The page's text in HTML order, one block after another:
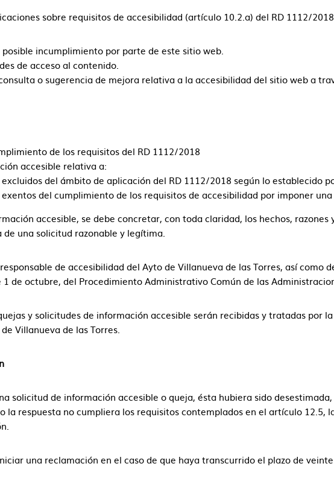
sobre requisitos de accesibilidad (artículo 10.2.a) del RD 1112/
incumplimiento por parte de este sitio web.
de acceso al contenido.
o sugerencia de mejora relativa a la accesibilidad del sitio web a
de los requisitos del RD 1112/2018
accesible relativa a:
del ámbito de aplicación del RD 1112/2018 según lo establecido
del cumplimiento de los requisitos de accesibilidad por imponer
accesible, se debe concretar, con toda claridad, los hechos,
una solicitud razonable y legítima.
de accesibilidad del Ayto de Villanueva de las Torres, así como
de octubre, del Procedimiento Administrativo Común de las
y solicitudes de información accesible serán recibidas y tratadas por
Villanueva de las Torres.
solicitud de información accesible o queja, ésta hubiera sido
la respuesta no cumpliera los requisitos contemplados en el artículo 12.5,
una reclamación en el caso de que haya transcurrido el plazo de